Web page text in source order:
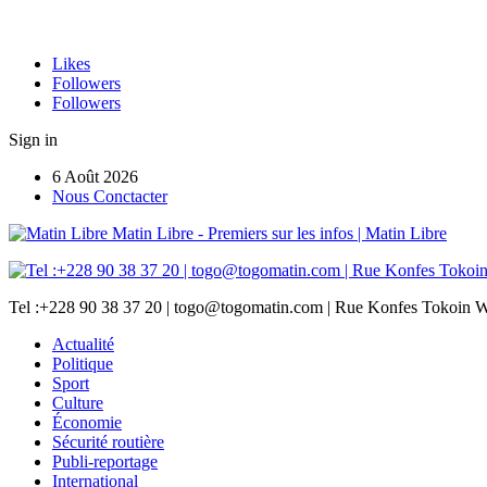
Likes
Followers
Followers
Sign in
6 Août 2026
Nous Conctacter
Matin Libre - Premiers sur les infos | Matin Libre
Tel :+228 90 38 37 20 | togo@togomatin.com | Rue Konfes Tokoin
Actualité
Politique
Sport
Culture
Économie
Sécurité routière
Publi-reportage
International